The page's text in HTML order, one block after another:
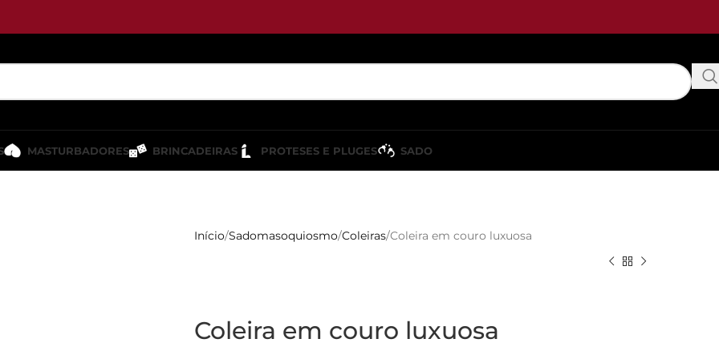
MASTURBADORES BRINCADEIRAS PROTESES E PLUGES SADO
Início Sadomasoquiosmo Coleiras Coleira em couro luxuosa
Coleira em couro luxuosa